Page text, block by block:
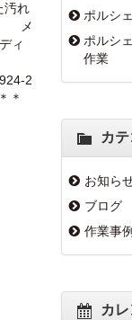
れ
メ
ィ
2
＊
ポルシ
ポルシ
作業
カ
お知ら
ブログ
作業事例
カ